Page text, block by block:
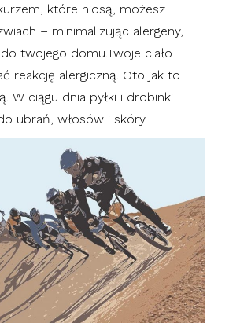
które niosą, możesz
– minimalizując alergeny,
twojego domu.Twoje ciało
reakcję alergiczną. Oto jak to
W ciągu dnia pyłki i drobinki
ubrań, włosów i skóry.